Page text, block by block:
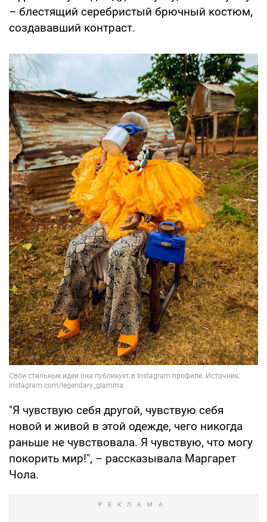
– блестящий серебристый брючный костюм,
создававший контраст.
"Я чувствую себя другой, чувствую себя
новой и живой в этой одежде, чего никогда
раньше не чувствовала. Я чувствую, что могу
покорить мир!", – рассказывала Маргарет
Чола.